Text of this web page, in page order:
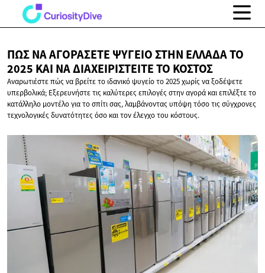
ΠΏΣ ΝΑ ΑΓΟΡΆΣΕΤΕ ΨΥΓΕΊΟ ΣΤΗΝ ΕΛΛΆΔΑ ΤΟ
2025 ΚΑΙ ΝΑ ΔΙΑΧΕΙΡΙΣΤΕΊΤΕΤΟ ΚΌΣΤΟΣ
Αναρωτιέστε πώς να βρείτε το ιδανικό ψυγείο το 2025 χωρίς να ξοδέψετε
υπερβολικά; Εξερευνήστε τις καλύτερες επιλογές στην αγορά και επιλέξτε το
κατάλληλο μοντέλο για το σπίτι σας, λαμβάνοντας υπόψη τόσο τις σύγχρονες
τεχνολογικές δυνατότητες όσο και τον έλεγχο του κόστους.